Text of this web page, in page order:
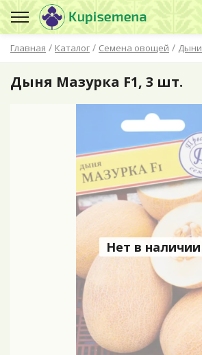
Главная / Каталог / Семена овощей / Дыни
Дыня Мазурка F1, 3 шт.
Нет в наличии